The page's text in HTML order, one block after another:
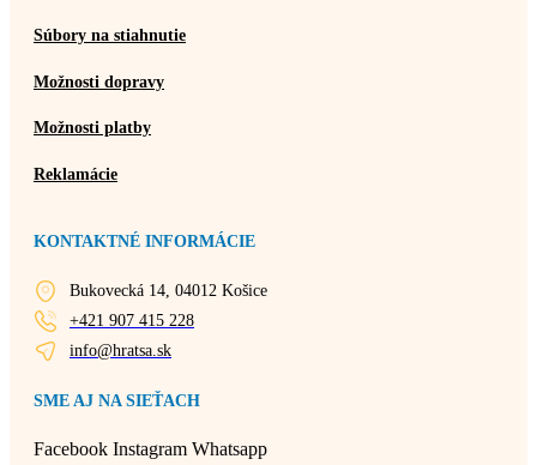
Súbory na stiahnutie
Možnosti dopravy
Možnosti platby
Reklamácie
KONTAKTNÉ INFORMÁCIE
Bukovecká 14, 04012 Košice
+421 907 415 228
info@hratsa.sk
SME AJ NA SIEŤACH
Facebook Instagram Whatsapp